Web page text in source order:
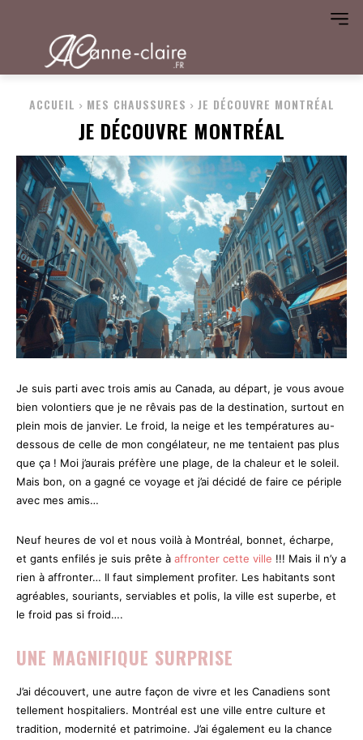
ACCUEIL MES CHAUSSURES JE DÉCOUVRE MONTRÉAL
JE DÉCOUVRE MONTRÉAL
Je suis parti avec trois amis au Canada, au départ, je vous avoue
bien volontiers que je ne rêvais pas de la destination, surtout en
plein mois de janvier. Le froid, la neige et les températures au-
dessous de celle de mon congélateur, ne me tentaient pas plus
que ça ! Moi j’aurais préfère une plage, de la chaleur et le soleil.
Mais bon, on a gagné ce voyage et j’ai décidé de faire ce périple
avec mes amis…
Neuf heures de vol et nous voilà à Montréal, bonnet, écharpe,
et gants enfilés je suis prête à affronter cette ville !!! Mais il n’y a
rien à affronter… Il faut simplement profiter. Les habitants sont
agréables, souriants, serviables et polis, la ville est superbe, et
le froid pas si froid….
UNE MAGNIFIQUE SURPRISE
J’ai découvert, une autre façon de vivre et les Canadiens sont
tellement hospitaliers. Montréal est une ville entre culture et
tradition, modernité et patrimoine. J’ai également eu la chance